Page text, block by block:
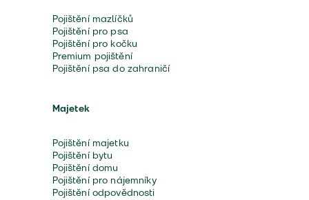
Pojištění mazlíčků
Pojištění pro psa
Pojištění pro kočku
Premium pojištění
Pojištění psa do zahraničí
Majetek
Pojištění majetku
Pojištění bytu
Pojištění domu
Pojištění pro nájemníky
Pojištění odpovědnosti